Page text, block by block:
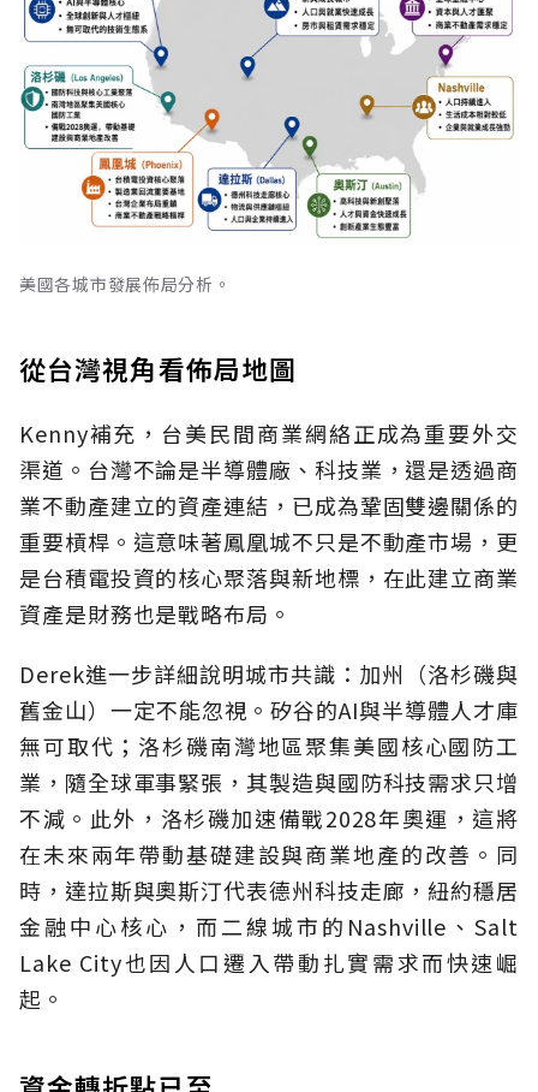
美國各城市發展佈局分析。
從台灣視角看佈局地圖
Kenny補充，台美民間商業網絡正成為重要外交
渠道。台灣不論是半導體廠、科技業，還是透過商
業不動產建立的資產連結，已成為鞏固雙邊關係的
重要槓桿。這意味著鳳凰城不只是不動產市場，更
是台積電投資的核心聚落與新地標，在此建立商業
資產是財務也是戰略布局。
Derek進一步詳細說明城市共識：加州（洛杉磯與
舊金山）一定不能忽視。矽谷的AI與半導體人才庫
無可取代；洛杉磯南灣地區聚集美國核心國防工
業，隨全球軍事緊張，其製造與國防科技需求只增
不減。此外，洛杉磯加速備戰2028年奧運，這將
在未來兩年帶動基礎建設與商業地產的改善。同
時，達拉斯與奧斯汀代表德州科技走廊，紐約穩居
金融中心核心，而二線城市的Nashville、Salt
Lake City也因人口遷入帶動扎實需求而快速崛
起。